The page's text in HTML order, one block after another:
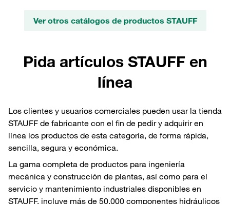
Ver otros catálogos de productos STAUFF
Pida artículos STAUFF en
línea
Los clientes y usuarios comerciales pueden usar la tienda
STAUFF de fabricante con el fin de pedir y adquirir en
línea los productos de esta categoría, de forma rápida,
sencilla, segura y económica.
La gama completa de productos para ingeniería
mecánica y construcción de plantas, así como para el
servicio y mantenimiento industriales disponibles en
STAUFF, incluye más de 50.000 componentes hidráulicos